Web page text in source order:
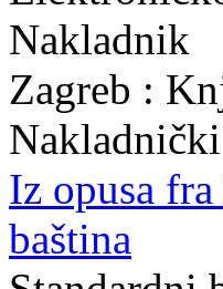
Nakladnik
Zagreb :
Iz opusa
baština